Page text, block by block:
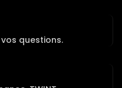
questions.